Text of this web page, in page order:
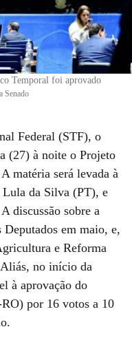
Temporal foi aprovado
Senado
Federal (STF), o
(27) à noite o Projeto
matéria será levada à
Lula da Silva (PT), e
discussão sobre a
Deputados em maio, e,
e Reforma
no início da
à aprovação do
por 16 votos a 10